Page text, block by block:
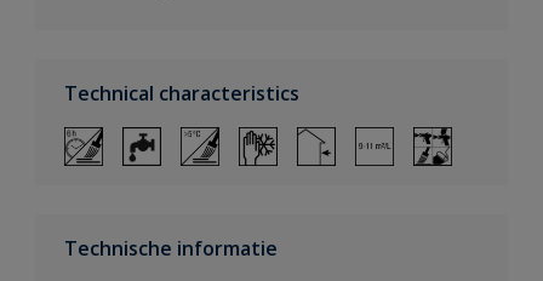
Technical characteristics
Technische informatie